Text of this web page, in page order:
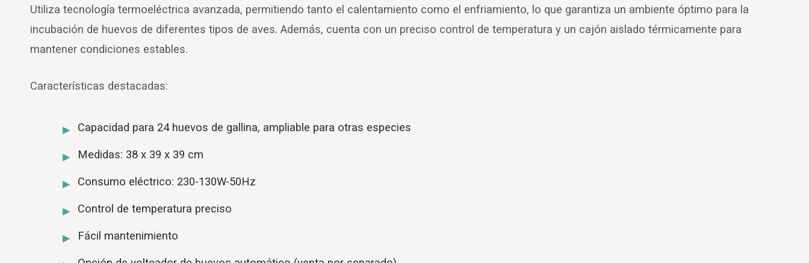
Utiliza tecnología termoeléctrica avanzada, permitiendo tanto el calentamiento como el enfriamiento, lo que garantiza un ambiente óptimo para la
incubación de huevos de diferentes tipos de aves. Además, cuenta con un preciso control de temperatura y un cajón aislado térmicamente para
mantener condiciones estables.
Características destacadas:
Capacidad para 24 huevos de gallina, ampliable para otras especies
Medidas: 38 x 39 x 39 cm
Consumo eléctrico: 230-130W-50Hz
Control de temperatura preciso
Fácil mantenimiento